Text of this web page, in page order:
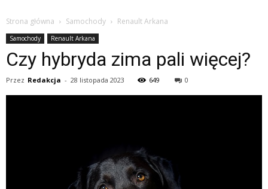
Strona główna Samochody Renault Arkana
Samochody Renault Arkana
Czy hybryda zima pali więcej?
Przez Redakcja - 28 listopada 2023 649 0